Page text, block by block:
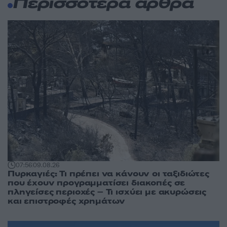
Περισσότερα άρθρα
07:5609.08.26
Πυρκαγιές: Τι πρέπει να κάνουν οι ταξιδιώτες
που έχουν προγραμματίσει διακοπές σε
πληγείσες περιοχές – Τι ισχύει με ακυρώσεις
και επιστροφές χρημάτων